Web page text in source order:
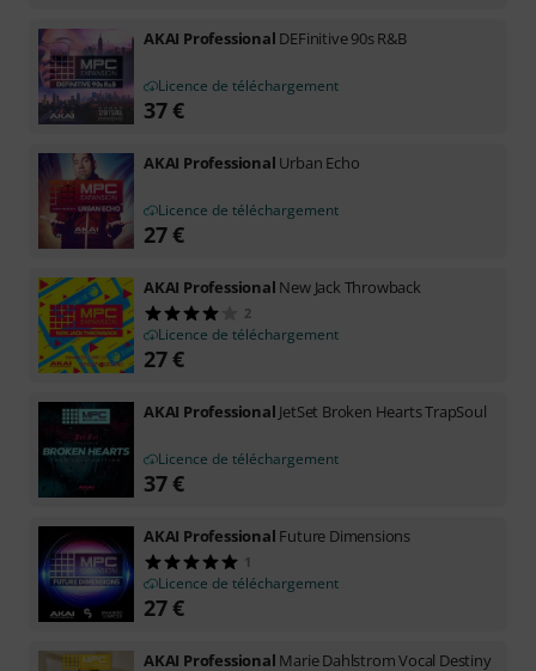
AKAI Professional DEFinitive 90s R&B
Licence de téléchargement
37€
AKAI Professional Urban Echo
Licence de téléchargement
27€
AKAI Professional New Jack Throwback
2
Licence de téléchargement
27€
AKAI Professional JetSet Broken Hearts TrapSoul
Licence de téléchargement
37€
AKAI Professional Future Dimensions
1
Licence de téléchargement
27€
AKAI Professional Marie Dahlstrom Vocal Destiny